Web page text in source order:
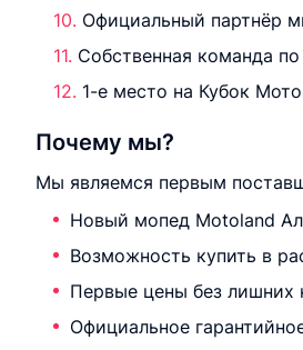
Официальный партнёр
Собственная команда
1-е место на Кубок
Почему мы?
Мы являемся первым
Новый мопед Motoland
Возможность купить в
Первые цены без лишних
Официальное